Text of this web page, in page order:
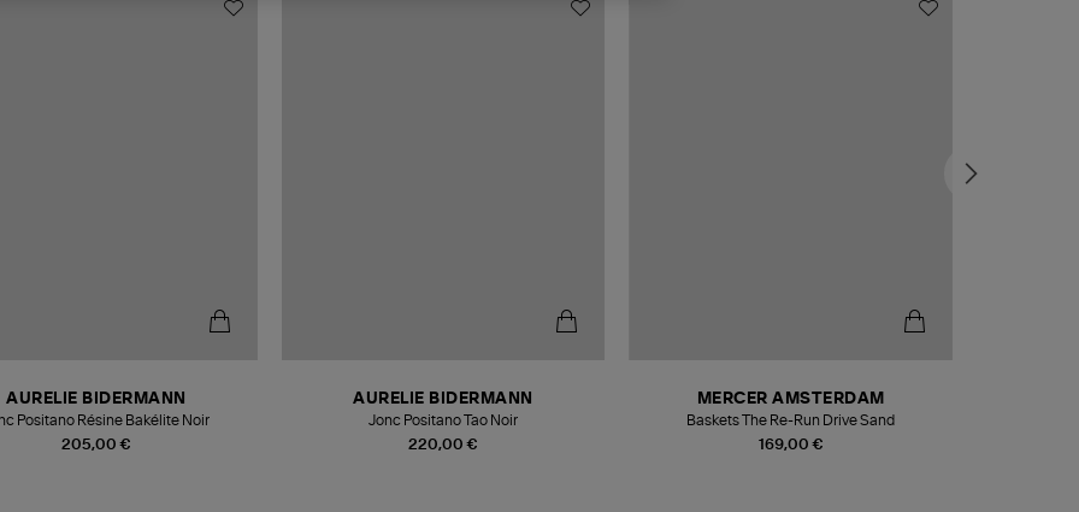
205,00 €
AURELIE BIDERMANN
Positano Résine Bakélite Noir
220,00 €
AURELIE BIDERMANN
Jonc Positano Tao Noir
169,00 €
MERCER AMSTERDAM
Baskets The Re-Run Drive Sand